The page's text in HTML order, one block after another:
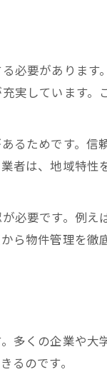
必要がありま
実しています
るためです。
者は、地域特性
必要です。例
ら物件管理を
多くの企業や
るのです。